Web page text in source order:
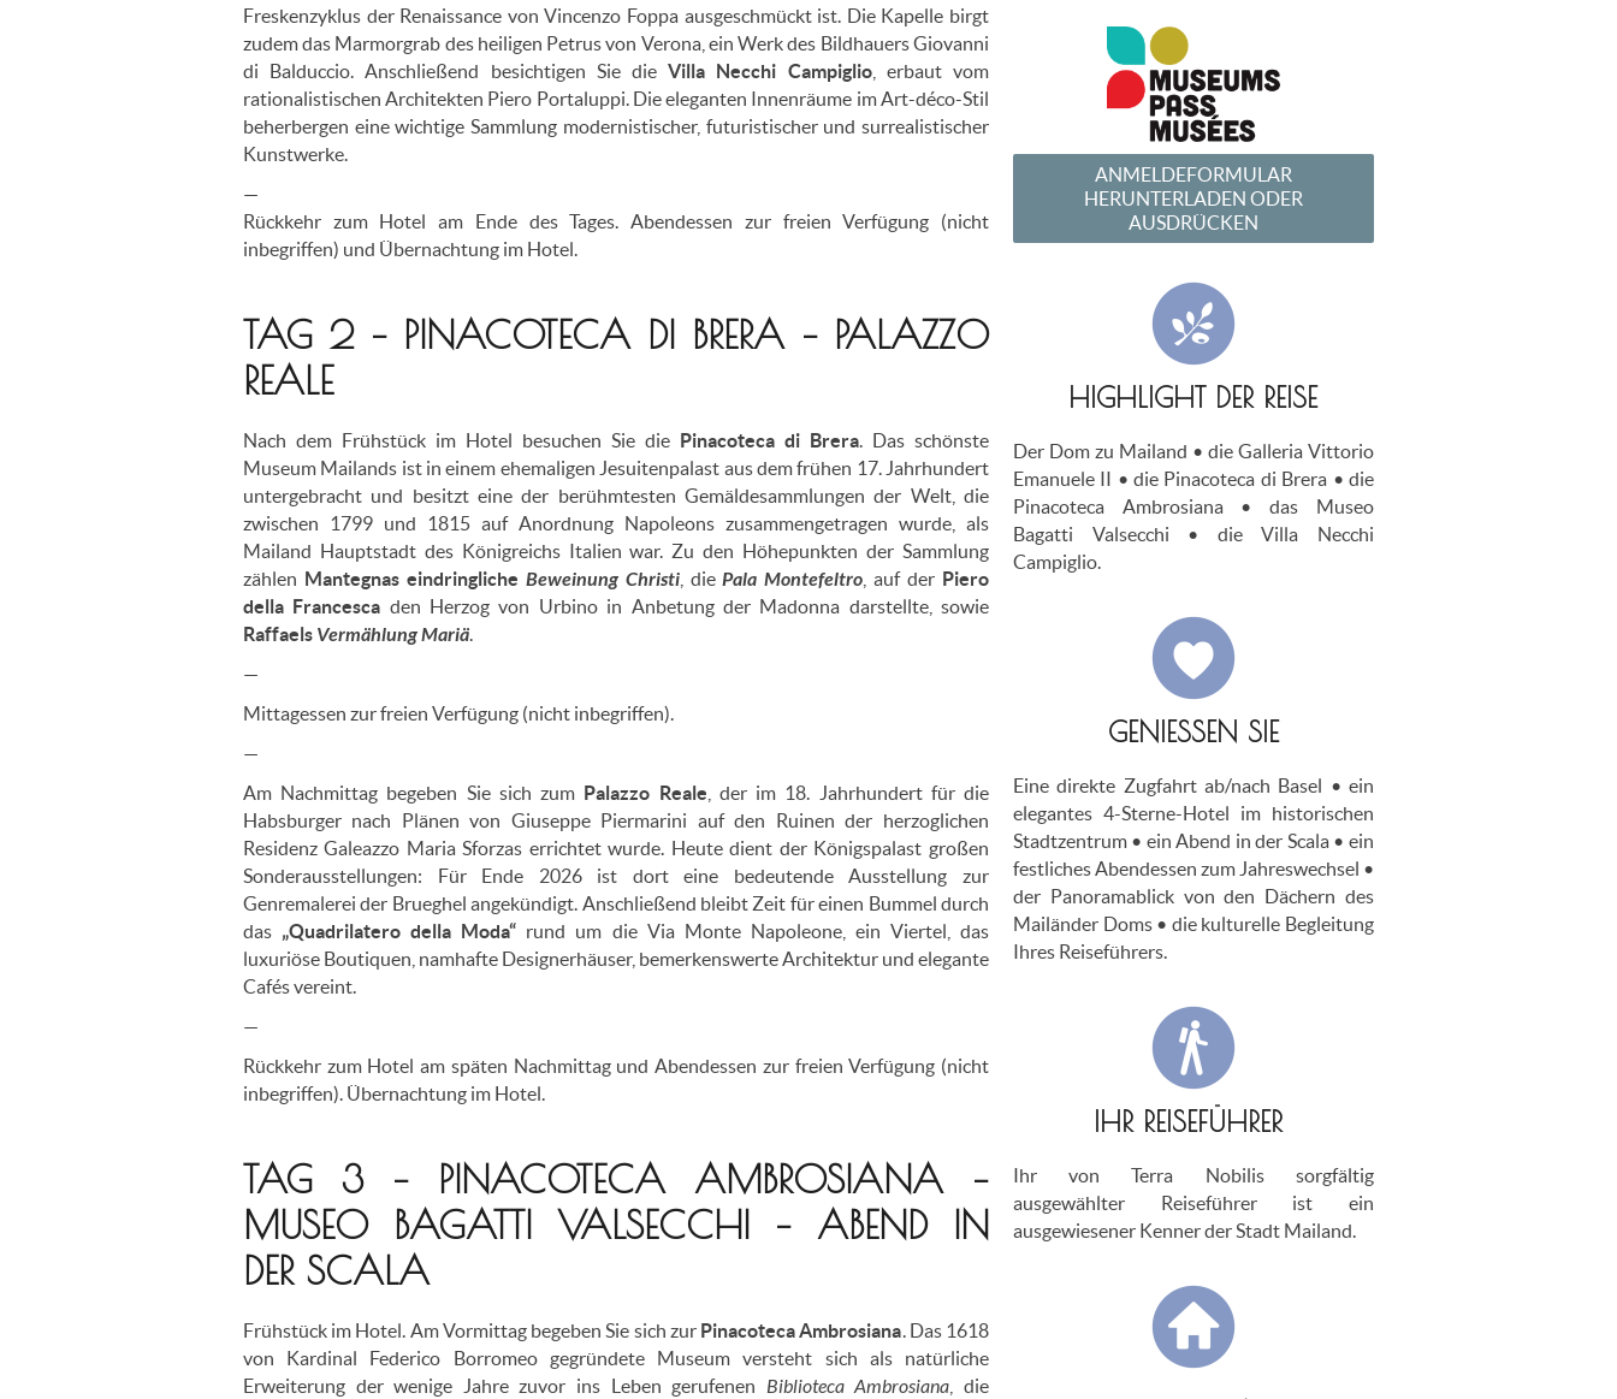
Freskenzyklus der Renaissance von Vincenzo Foppa ausgeschmückt ist. Die Kapelle birgt
zudem das Marmorgrab des heiligen Petrus von Verona, ein Werk des Bildhauers Giovanni
di Balduccio. Anschließend besichtigen Sie dieVilla Necchi Campiglio, erbaut vom
rationalistischen Architekten Piero Portaluppi. Die eleganten Innenräume im Art-déco-Stil
beherbergen eine wichtige Sammlung modernistischer, futuristischer und surrealistischer
Kunstwerke.
—
Rückkehr zum Hotel am Ende des Tages. Abendessen zur freien Verfügung (nicht
inbegriffen) und Übernachtung im Hotel.
TAG 2 – PINACOTECA DI BRERA – PALAZZO
REALE
Nach dem Frühstück im Hotel besuchen Sie die Pinacoteca di Brera. Das schönste
Museum Mailands ist in einem ehemaligen Jesuitenpalast aus dem frühen 17. Jahrhundert
untergebracht und besitzt eine der berühmtesten Gemäldesammlungen der Welt, die
zwischen 1799 und 1815 auf Anordnung Napoleons zusammengetragen wurde, als
Mailand Hauptstadt des Königreichs Italien war. Zu den Höhepunkten der Sammlung
zählen Mantegnas eindringliche Beweinung Christi, diePala Montefeltro , auf der Piero
della Francesca den Herzog von Urbino in Anbetung der Madonna darstellte, sowie
Raffaels Vermählung Mariä.
—
Mittagessen zur freien Verfügung (nicht inbegriffen).
—
Am Nachmittag begeben Sie sich zum Palazzo Reale , der im 18. Jahrhundert für die
Habsburger nach Plänen von Giuseppe Piermarini auf den Ruinen der herzoglichen
Residenz Galeazzo Maria Sforzas errichtet wurde. Heute dient der Königspalast großen
Sonderausstellungen: Für Ende 2026 ist dort eine bedeutende Ausstellung zur
Genremalerei der Brueghel angekündigt. Anschließend bleibt Zeit für einen Bummel durch
das „Quadrilatero della Moda“ rund um die Via Monte Napoleone, ein Viertel, das
luxuriöse Boutiquen, namhafte Designerhäuser, bemerkenswerte Architektur und elegante
Cafés vereint.
—
Rückkehr zum Hotel am späten Nachmittag und Abendessen zur freien Verfügung (nicht
inbegriffen). Übernachtung im Hotel.
TAG 3 – PINACOTECA AMBROSIANA –
MUSEO BAGATTI VALSECCHI – ABEND IN
DER SCALA
Frühstück im Hotel. Am Vormittag begeben Sie sich zur Pinacoteca Ambrosiana. Das 1618
von Kardinal Federico Borromeo gegründete Museum versteht sich als natürliche
Erweiterung der wenige Jahre zuvor ins Leben gerufenen Biblioteca Ambrosiana , die
ANMELDEFORMULAR
HERUNTERLADEN ODER
AUSDRÜCKEN
HIGHLIGHT DER REISE
Der Dom zu Mailand • die Galleria Vittorio
Emanuele II • die Pinacoteca di Brera • die
Pinacoteca Ambrosiana • das Museo
Bagatti Valsecchi • die Villa Necchi
Campiglio.
GENIESSEN SIE
Eine direkte Zugfahrt ab/nach Basel • ein
elegantes 4-Sterne-Hotel im historischen
Stadtzentrum • ein Abend in der Scala • ein
festliches Abendessen zum Jahreswechsel •
der Panoramablick von den Dächern des
Mailänder Doms • die kulturelle Begleitung
Ihres Reiseführers.
IHR REISEFÜHRER
Ihr von Terra Nobilis sorgfältig
ausgewählter Reiseführer ist ein
ausgewiesener Kenner der Stadt Mailand.